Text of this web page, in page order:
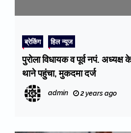
ब्रेकिंग हिल न्यूज
पुरोला विधायक व पूर्व नपं. अध्यक्ष
थाने पहुंचा, मुकदमा दर्ज
admin 2 years ago